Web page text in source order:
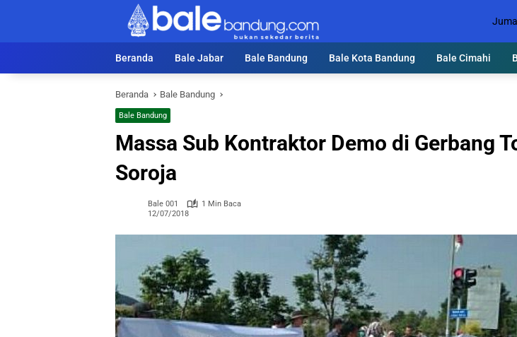
Beranda Bale Jabar Bale Bandung Bale Kota Bandung Bale Cimahi
Beranda Bale Bandung
Bale Bandung
Massa Sub Kontraktor Demo di Gerbang
Soroja
Bale 001
1 Min Baca
12/07/2018